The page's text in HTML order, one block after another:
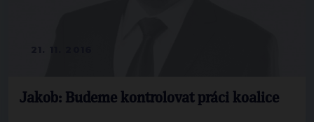
Jakob: Budeme kontrolovat práci koalice